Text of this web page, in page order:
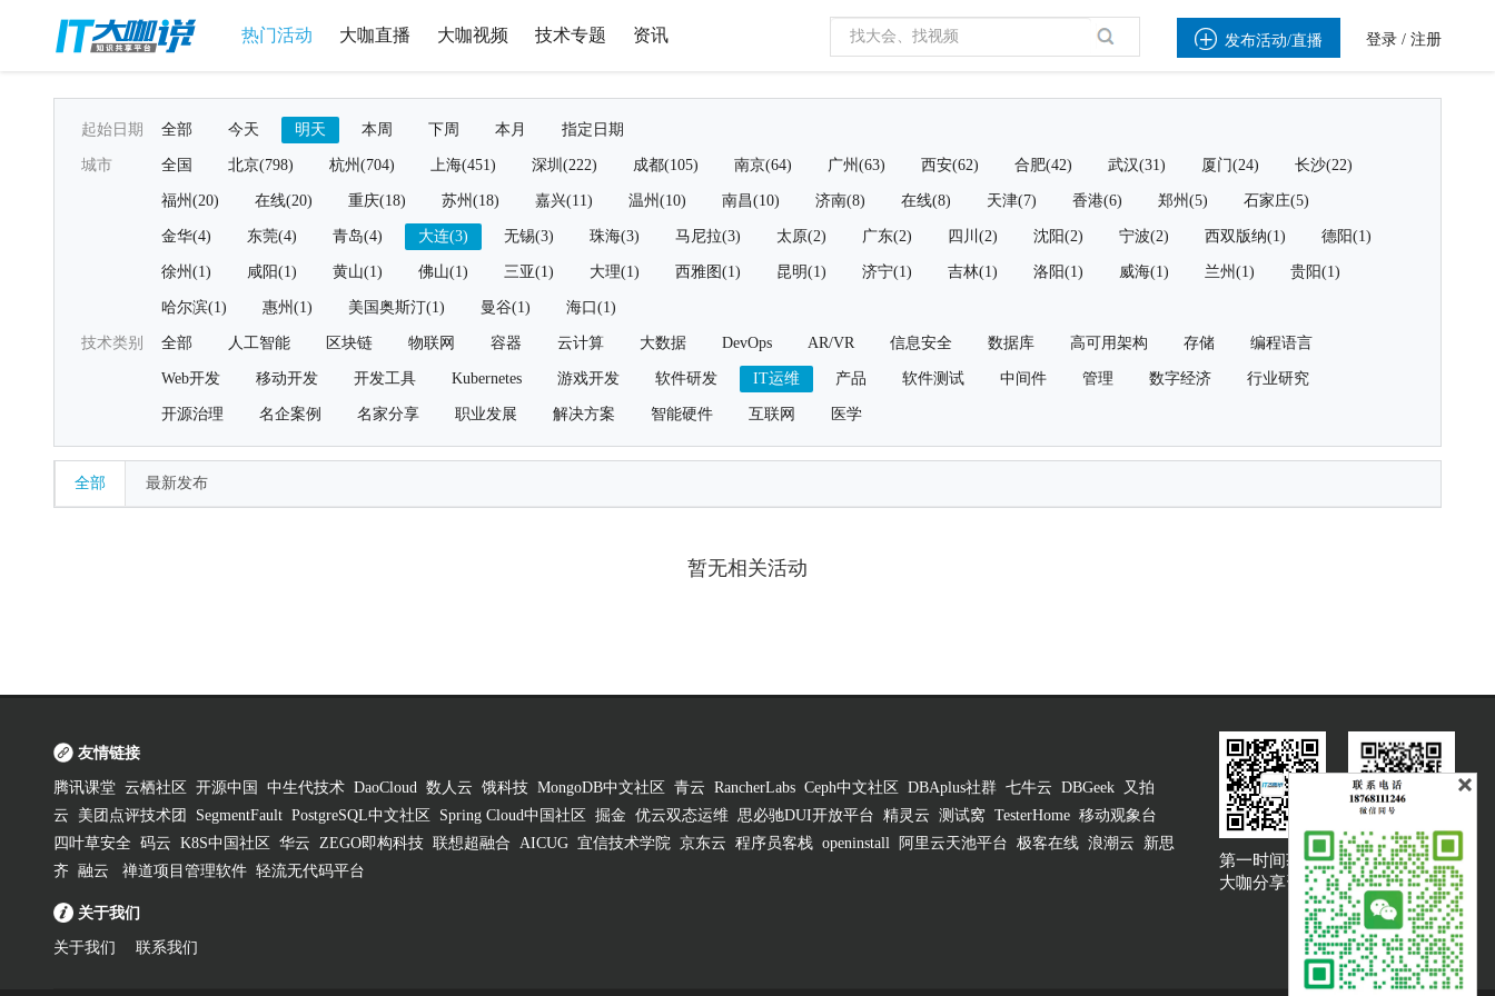
热门活动 大咖直播 大咖视频 技术专题 资讯  发布活动/直播 登录 / 注册
起始日期 全部 今天 明天 本周 下周 本月 指定日期
城市 全国 北京(798) 杭州(704) 上海(451) 深圳(222) 成都(105) 南京(64) 广州(63) 西安(62) 合肥(42) 武汉(31) 厦门(24) 长沙(22)
福州(20) 在线(20) 重庆(18) 苏州(18) 嘉兴(11) 温州(10) 南昌(10) 济南(8) 在线(8) 天津(7) 香港(6) 郑州(5) 石家庄(5)
金华(4) 东莞(4) 青岛(4) 大连(3) 无锡(3) 珠海(3) 马尼拉(3) 太原(2) 广东(2) 四川(2) 沈阳(2) 宁波(2) 西双版纳(1) 德阳(1)
徐州(1) 咸阳(1) 黄山(1) 佛山(1) 三亚(1) 大理(1) 西雅图(1) 昆明(1) 济宁(1) 吉林(1) 洛阳(1) 威海(1) 兰州(1) 贵阳(1)
哈尔滨(1) 惠州(1) 美国奥斯汀(1) 曼谷(1) 海口(1)
技术类别 全部 人工智能 区块链 物联网 容器 云计算 大数据 DevOps AR/VR 信息安全 数据库 高可用架构 存储 编程语言
Web开发 移动开发 开发工具 Kubernetes 游戏开发 软件研发 IT运维 产品 软件测试 中间件 管理 数字经济 行业研究
开源治理 名企案例 名家分享 职业发展 解决方案 智能硬件 互联网 医学
全部 最新发布
暂无相关活动
友情链接
腾讯课堂 云栖社区 开源中国 中生代技术 DaoCloud 数人云 饿科技 MongoDB中文社区 青云 RancherLabs Ceph中文社区 DBAplus社群 七牛云 DBGeek
又拍
云
美团点评技术团 SegmentFault PostgreSQL中文社区 Spring Cloud中国社区 掘金 优云双态运维 思必驰DUI开放平台 精灵云 测试窝 TesterHome 移动观象台
四叶草安全 码云 K8S中国社区 华云 ZEGO即构科技 联想超融合 AICUG 宜信技术学院 京东云 程序员客栈 openinstall 阿里云天池平台 极客在线 浪潮云
新思
齐 融云 禅道项目管理软件 轻流无代码平台
关于我们
关于我们 联系我们
第一时间获取
大咖分享资讯
大咖说吐槽客服